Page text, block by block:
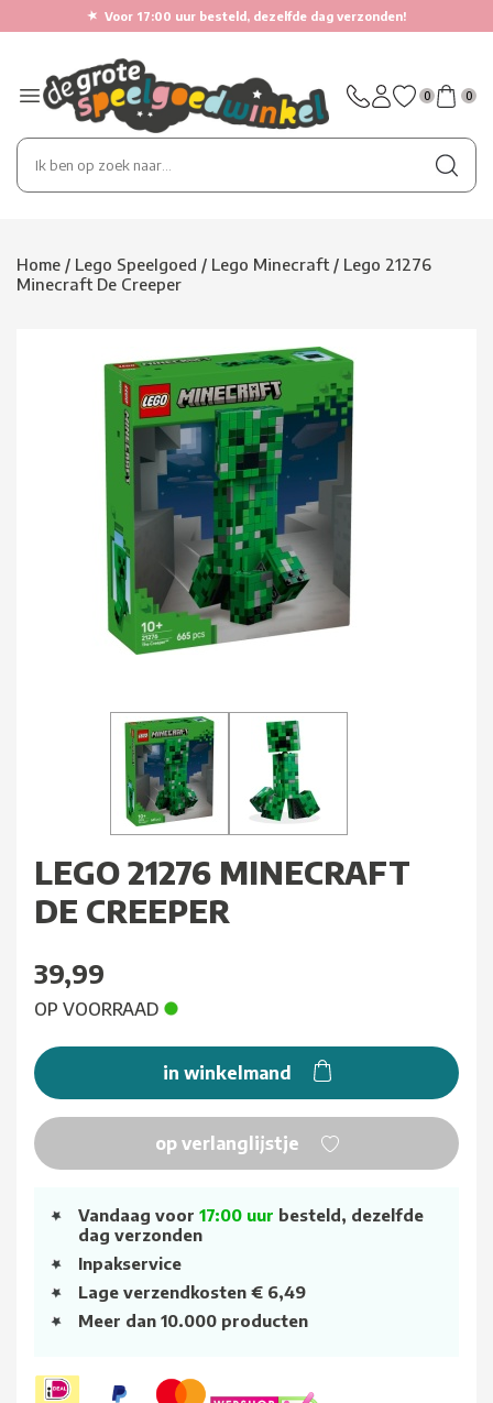
★ Voor 17:00 uur besteld, dezelfde dag verzonden!
0 0
Home / Lego Speelgoed / Lego Minecraft / Lego 21276
Minecraft De Creeper
LEGO 21276 MINECRAFT
DE CREEPER
39,99
OP VOORRAAD
in winkelmand
op verlanglijstje
Vandaag voor 17:00 uur besteld, dezelfde
dag verzonden
Inpakservice
Lage verzendkosten € 6,49
Meer dan 10.000 producten